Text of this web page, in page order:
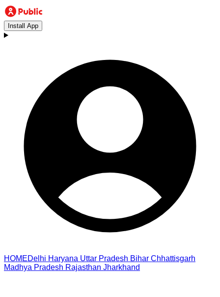
Install App
HOMEDelhi Haryana Uttar Pradesh Bihar Chhattisgarh
Madhya Pradesh Rajasthan Jharkhand